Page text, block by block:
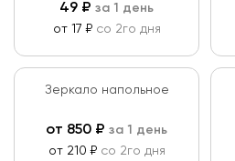
49 ₽ за 1 день
от 17 ₽ со 2го дня
Зеркало напольное
от 850 ₽ за 1 день
от 210 ₽ со 2го дня